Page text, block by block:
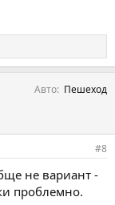
Авто Пешеход
#8
не вариант -
проблемно.